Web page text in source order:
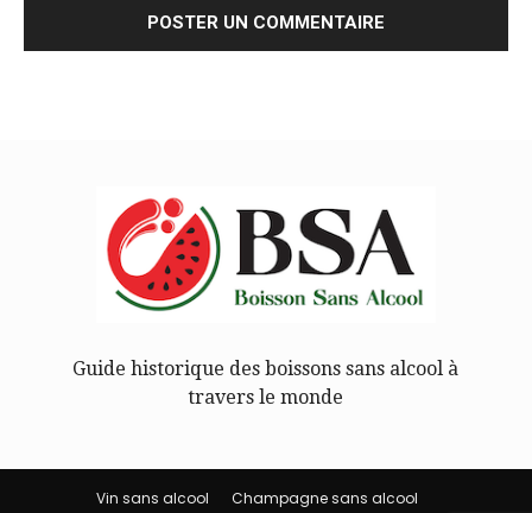
Guide historique des boissons sans alcool à
travers le monde
Vin sans alcool Champagne sans alcool